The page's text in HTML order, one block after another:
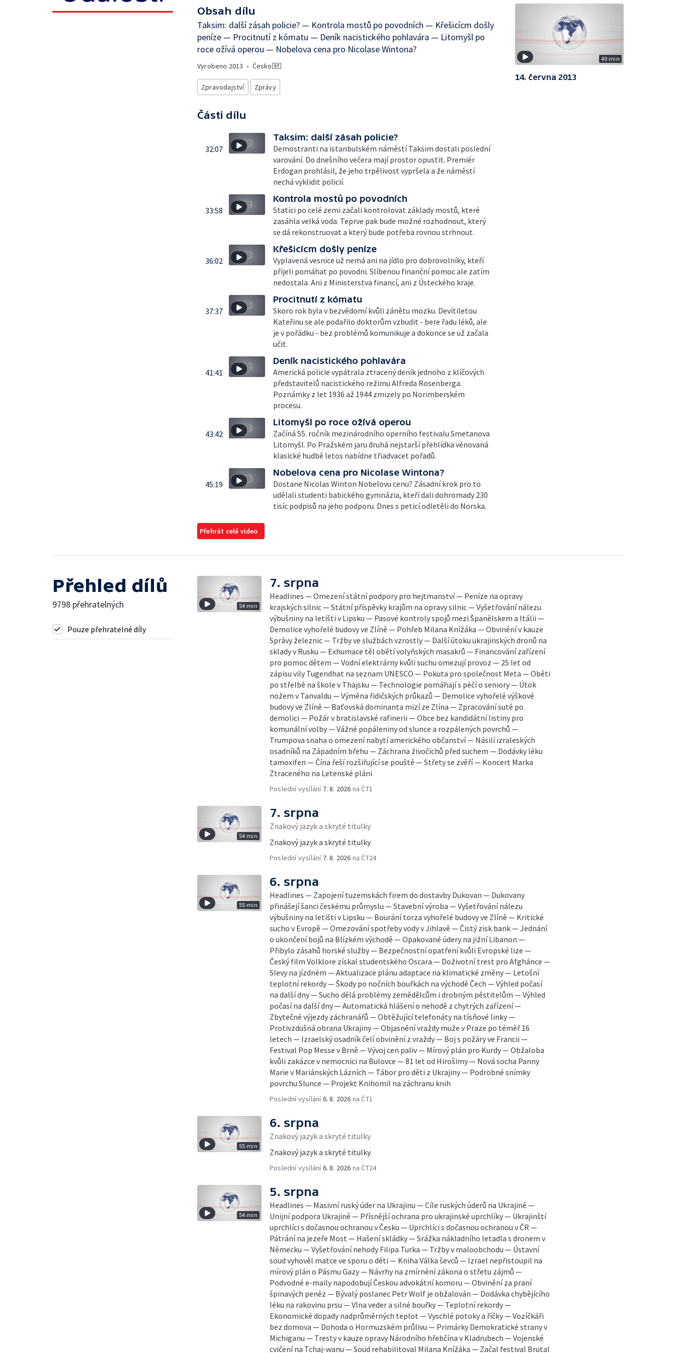
Obsah dílu
Taksim: další zásah policie? — Kontrola mostů po povodních — Křešicícm došly
peníze — Procitnutí z kómatu — Deník nacistického pohlavára — Litomyšl po
roce ožívá operou — Nobelova cena pro Nicolase Wintona?
Vyrobeno 2013 • Česko
Zpravodajství Zprávy
Části dílu
32:07
Taksim: další zásah policie?
Demostranti na istanbulském náměstí Taksim dostali poslední
varování. Do dnešního večera mají prostor opustit. Premiér
Erdogan prohlásil, že jeho trpělivost vypršela a že náměstí
nechá vyklidit policií.
33:58
Kontrola mostů po povodních
Statici po celé zemi začali kontrolovat základy mostů, které
zasáhla velká voda. Teprve pak bude možné rozhodnout, který
se dá rekonstruovat a který bude potřeba rovnou strhnout.
36:02
Křešicícm došly peníze
Vyplavená vesnice už nemá ani na jídlo pro dobrovolníky, kteří
přijeli pomáhat po povodni. Slíbenou finanční pomoc ale zatím
nedostala. Ani z Ministerstva financí, ani z Ústeckého kraje.
37:37
Procitnutí z kómatu
Skoro rok byla v bezvědomí kvůli zánětu mozku. Devítiletou
Kateřinu se ale podařilo doktorům vzbudit - bere řadu léků, ale
je v pořádku - bez problémů komunikuje a dokonce se už začala
učit.
41:41
Deník nacistického pohlavára
Americká policie vypátrala ztracený deník jednoho z klíčových
představitelů nacistického režimu Alfreda Rosenberga.
Poznámky z let 1936 až 1944 zmizely po Norimberském
procesu.
43:42
Litomyšl po roce ožívá operou
Začíná 55. ročník mezinárodního operního festivalu Smetanova
Litomyšl. Po Pražském jaru druhá nejstarší přehlídka věnovaná
klasické hudbě letos nabídne třiadvacet pořadů.
45:19
Nobelova cena pro Nicolase Wintona?
Dostane Nicolas Winton Nobelovu cenu? Zásadní krok pro to
udělali studenti babického gymnázia, kteří dali dohromady 230
tisíc podpisů na jeho podporu. Dnes s peticí odletěli do Norska.
Přehrát celé video
49 min
14. června 2013
Přehled dílů
9798 přehratelných
Pouze přehratelné díly
54 min
7. srpna
Headlines — Omezení státní podpory pro hejtmanství — Peníze na opravy
krajských silnic — Státní příspěvky krajům na opravy silnic — Vyšetřování nálezu
výbušniny na letišti v Lipsku — Pasové kontroly spojů mezi Španělskem a Itálii —
Demolice vyhořelé budovy ve Zlíně — Pohřeb Milana Knížáka — Obvinění v kauze
Správy železnic — Tržby ve službách vzrostly — Další útoku ukrajinských dronů na
sklady v Rusku — Exhumace těl obětí volyňských masakrů — Financování zařízení
pro pomoc dětem — Vodní elektrárny kvůli suchu omezují provoz — 25 let od
zápisu vily Tugendhat na seznam UNESCO — Pokuta pro společnost Meta — Oběti
po střelbě na škole v Thajsku — Technologie pomáhají s péčí o seniory — Útok
nožem v Tanvaldu — Výměna řidičských průkazů — Demolice vyhořelé výškové
budovy ve Zlíně — Baťovská dominanta mizí ze Zlína — Zpracování sutě po
demolici — Požár v bratislavské rafinerii — Obce bez kandidátní listiny pro
komunální volby — Vážné popáleniny od slunce a rozpálených povrchů —
Trumpova snaha o omezení nabytí amerického občanství — Násilí izraleských
osadníků na Západním břehu — Záchrana živočichů před suchem — Dodávky léku
tamoxifen — Čína řeší rozšiřující se pouště — Střety se zvěří — Koncert Marka
Ztraceného na Letenské pláni
Poslední vysílání 7. 8. 2026 na ČT1
54 min
7. srpna
Znakový jazyk a skryté titulky
Znakový jazyk a skryté titulky
Poslední vysílání 7. 8. 2026 na ČT24
55 min
6. srpna
Headlines — Zapojení tuzemskách firem do dostavby Dukovan — Dukovany
přinášejí šanci českému průmyslu — Stavební výroba — Vyšetřování nálezu
výbušniny na letišti v Lipsku — Bourání torza vyhořelé budovy ve Zlíně — Kritické
sucho v Evropě — Omezování spotřeby vody v Jihlavě — Čistý zisk bank — Jednání
o ukončení bojů na Blízkém východě — Opakované údery na jižní Libanon —
Přibylo zásahů horské služby — Bezpečnostní opatření kvůli Evropské lize —
Český film Volklore získal studentského Oscara — Doživotní trest pro Afghánce —
Slevy na jízdném — Aktualizace plánu adaptace na klimatické změny — Letošní
teplotní rekordy — Škody po nočních bouřkách na východě Čech — Výhled počasí
na další dny — Sucho dělá problémy zemědělcům i drobným pěstitelům — Výhled
počasí na další dny — Automatická hlášení o nehodě z chytrých zařízení —
Zbytečné výjezdy záchranářů — Obtěžující telefonáty na tísňové linky —
Protivzdušná obrana Ukrajiny — Objasnění vraždy muže v Praze po téměř 16
letech — Izraelský osadník čelí obvinění z vraždy — Boj s požáry ve Francii —
Festival Pop Messe v Brně — Vývoj cen paliv — Mírový plán pro Kurdy — Obžaloba
kvůli zakázce v nemocnici na Bulovce — 81 let od Hirošimy — Nová socha Panny
Marie v Mariánských Lázních — Tábor pro děti z Ukrajiny — Podrobné snímky
povrchu Slunce — Projekt Knihomil na záchranu knih
Poslední vysílání6. 8. 2026 na ČT1
55 min
6. srpna
Znakový jazyk a skryté titulky
Znakový jazyk a skryté titulky
Poslední vysílání6. 8. 2026 na ČT24
54 min
5. srpna
Headlines — Masivní ruský úder na Ukrajinu — Cíle ruských úderů na Ukrajině —
Unijní podpora Ukrajině — Přísnější ochrana pro ukrajinské uprchlíky — Ukrajinští
uprchlíci s dočasnou ochranou v Česku — Uprchlíci s dočasnou ochranou v ČR —
Pátrání na jezeře Most — Hašení skládky — Srážka nákladního letadla s dronem v
Německu — Vyšetřování nehody Filipa Turka — Tržby v maloobchodu — Ústavní
soud vyhověl matce ve sporu o děti — Kniha Válka ševců — Izrael nepřistoupil na
mírový plán o Pásmu Gazy — Návrhy na zmírnění zákona o střetu zájmů —
Podvodné e-maily napodobují Českou advokátní komoru — Obvinění za praní
špinavých peněz — Bývalý poslanec Petr Wolf je obžalován — Dodávka chybějícího
léku na rakovinu prsu — Vlna veder a silné bouřky — Teplotní rekordy —
Ekonomické dopady nadprůměrných teplot — Vyschlé potoky a říčky — Vozíčkáři
bez domova — Dohoda o Hormuzském průlivu — Primárky Demokratické strany v
Michiganu — Tresty v kauze opravy Národního hřebčína v Kladrubech — Vojenské
cvičení na Tchaj-wanu — Soud rehabilitoval Milana Knížáka — Začal festival Brutal